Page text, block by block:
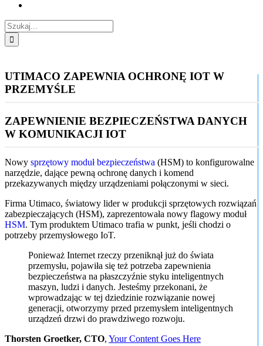
Szukaj
UTIMACO ZAPEWNIA OCHRONĘ IOT W
PRZEMYŚLE
ZAPEWNIENIE BEZPIECZEŃSTWA DANYCH
W KOMUNIKACJI IOT
Nowy sprzętowy moduł bezpieczeństwa (HSM) to konfigurowalne
narzędzie, dające pewną ochronę danych i komend
przekazywanych między urządzeniami połączonymi w sieci.
Firma Utimaco, światowy lider w produkcji sprzętowych rozwiązań
zabezpieczających (HSM), zaprezentowała nowy flagowy moduł
HSM. Tym produktem Utimaco trafia w punkt, jeśli chodzi o
potrzeby przemysłowego IoT.
Ponieważ Internet rzeczy przeniknął już do świata
przemysłu, pojawiła się też potrzeba zapewnienia
bezpieczeństwa na płaszczyźnie styku inteligentnych
maszyn, ludzi i danych. Jesteśmy przekonani, że
wprowadzając w tej dziedzinie rozwiązanie nowej
generacji, otworzymy przed przemysłem inteligentnych
urządzeń drzwi do prawdziwego rozwoju.
Thorsten Groetker, CTO, Your Content Goes Here